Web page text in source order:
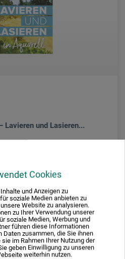
Cookies
und Anzeigen zu
soziale Medien anbieten zu
Website zu analysieren.
zu Ihrer Verwendung unserer
soziale Medien, Werbung und
führen diese Informationen
zusammen, die Sie ihnen
im Rahmen Ihrer Nutzung der
geben Einwilligung zu unseren
weiterhin nutzen.
und Lasieren...